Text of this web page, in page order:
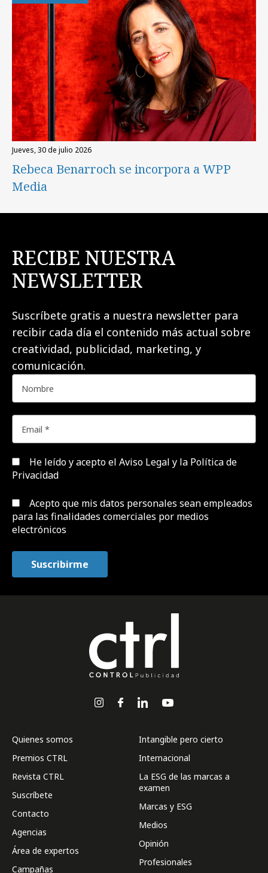
jueves, 30 de julio 2026
Rebeca Benarroch se incorpora a WPP
Media
RECIBE NUESTRA
NEWSLETTER
Suscríbete gratis a nuestra newsletter para
recibir cada día el contenido más actual sobre
creatividad, publicidad, marketing, y
comunicación.
He leído y acepto el Aviso Legal y la Política de
Privacidad
Acepto que mis datos personales sean empleados
para las finalidades comerciales por medios
electrónicos
Quienes somos
Premios CTRL
Revista CTRL
Suscríbete
Contacto
Agencias
Área de expertos
Campañas
Intangible pero cierto
Internacional
La ESG de las marcas a
examen
Marcas y ESG
Medios
Opinión
Profesionales